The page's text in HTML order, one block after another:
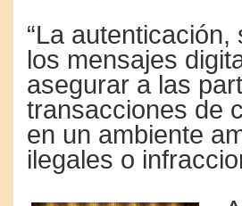
“La
los mensajes
asegurar a las
transacciones de
en un ambiente
ilegales o